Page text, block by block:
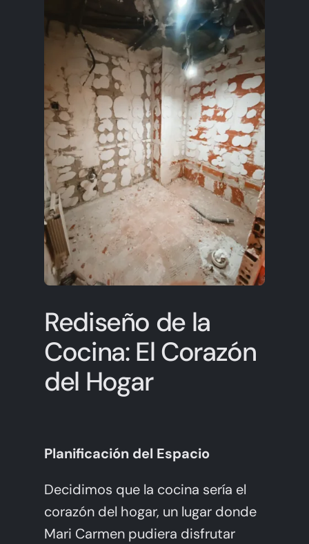
Rediseño de la
Cocina: El Corazón
del Hogar
Planificación del Espacio
Decidimos que la cocina sería el
corazón del hogar, un lugar donde
Mari Carmen pudiera disfrutar